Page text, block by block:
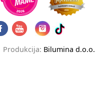
Produkcija: Bilumina d.o.o.